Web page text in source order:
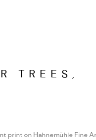
TREES ,
print on Hahnemühle Fine